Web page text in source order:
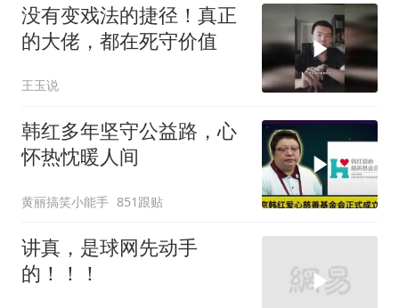
没有变戏法的捷径！真正
的大佬，都在死守价值
王玉说
韩红多年坚守公益路，心
怀热忱暖人间
黄丽搞笑小能手 851跟贴
讲真，是球网先动手
的！！！